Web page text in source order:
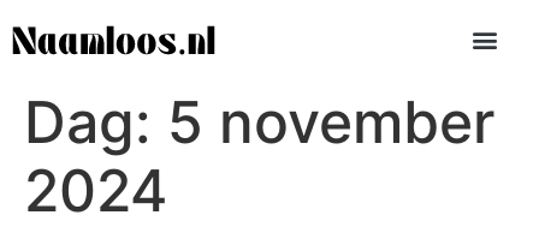
Dag: 5 november
2024